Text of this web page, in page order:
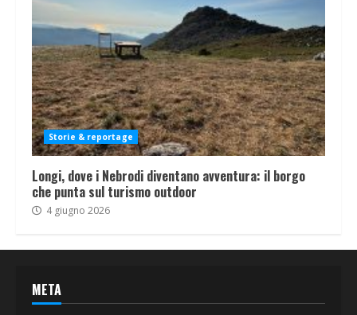
Storie & reportage
Longi, dove i Nebrodi diventano avventura: il borgo
che punta sul turismo outdoor
4 giugno 2026
META